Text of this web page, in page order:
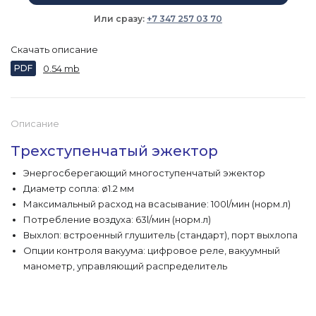
Описание
Трехступенчатый эжектор
Энергосберегающий многоступенчатый эжектор
Диаметр сопла: ø1.2 мм
Максимальный расход на всасывание: 100l/мин (норм.л)
Потребление воздуха: 63l/мин (норм.л)
Выхлоп: встроенный глушитель (стандарт), порт выхлопа
Опции контроля вакуума: цифровое реле, вакуумный
манометр, управляющий распределитель
Или сразу: +7 347 257 03 70
Скачать описание
PDF 0.54 mb